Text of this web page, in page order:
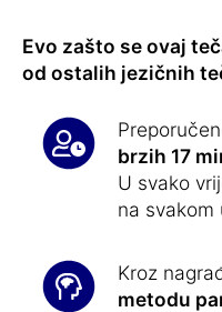
Evo zašto se ovaj
od ostalih jezičnih
brzih 17
U svako
na svakom
Kroz
metodu